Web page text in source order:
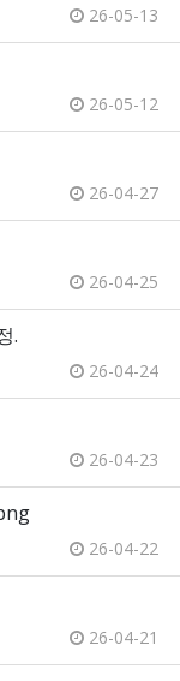
26-05-13
26-05-12
26-04-27
26-04-25
.
26-04-24
26-04-23
26-04-22
26-04-21